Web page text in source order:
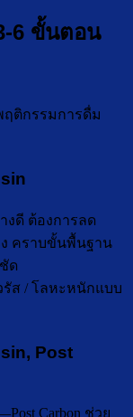
6 ขั้นตอน
ฤติกรรมการดื่ม
งดี ต้องการลด
คราบขั้นพื้นฐาน
ด
ส / โลหะหนักแบบ
Post
Carbon ช่วย